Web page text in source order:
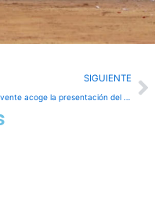
SIGUIENTE
Benavente acoge la presentación del Circuito de Castilla y León 2026